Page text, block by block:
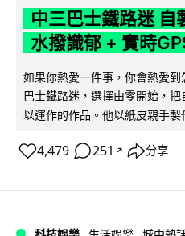
中三巴士鐵路迷 自
水撥識郁 + 實時
如果你熱愛一件事，你會熱愛
巴士鐵路迷，選擇由零開始，
以運作的作品。他以紙皮親手製
4,479 251 ↗ 分享